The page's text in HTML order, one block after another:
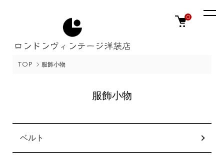
0
TOP 服飾小物
服飾小物
カテゴリー一覧
ベルト